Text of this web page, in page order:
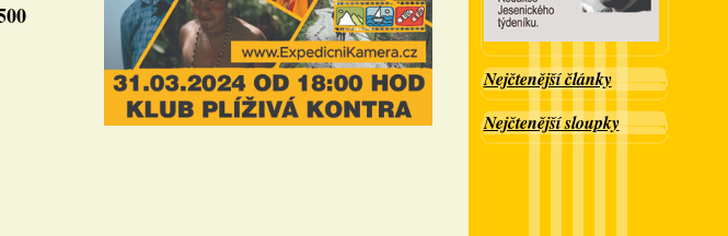
Nejčtenější články
Nejčtenější sloupky